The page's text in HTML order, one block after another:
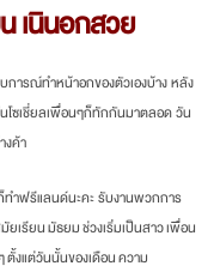
เนินอกสวย
รณ์ทำหน้าอกของตัวเองบ้าง หลัง
ซเชี่ยลเพื่อนๆก็ทักกันมาตลอด วัน
งค้า
ำฟรีแลนด์นะคะ รับงานพวกการ
ยเรียน มัธยม ช่วงเริ่มเป็นสาว เพื่อน
งแต่วันนั้นของเดือน ความ